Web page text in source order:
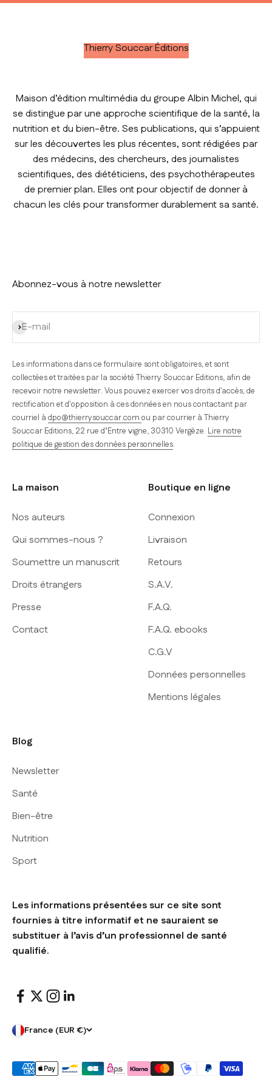
Thierry Souccar Éditions
Maison d’édition multimédia du groupe Albin Michel, qui
se distingue par une approche scientifique de la santé, la
nutrition et du bien-être. Ses publications, qui s’appuient
sur les découvertes les plus récentes, sont rédigées par
des médecins, des chercheurs, des journalistes
scientifiques, des diététiciens, des psychothérapeutes
de premier plan. Elles ont pour objectif de donner à
chacun les clés pour transformer durablement sa santé.
Abonnez-vous à notre newsletter
E-mail
S'inscrire
Les informations dans ce formulaire sont obligatoires, et sont
collectées et traitées par la société Thierry Souccar Editions, afin de
recevoir notre newsletter. Vous pouvez exercer vos droits d'accès, de
rectification et d'opposition à ces données en nous contactant par
courriel à dpo@thierrysouccar.com ou par courrier à Thierry
Souccar Editions, 22 rue d’Entre vigne, 30310 Vergèze. Lire notre
politique de gestion des données personnelles.
La maison
Nos auteurs
Qui sommes-nous ?
Soumettre un manuscrit
Droits étrangers
Presse
Contact
Boutique en ligne
Connexion
Livraison
Retours
S.A.V.
F.A.Q.
F.A.Q. ebooks
C.G.V
Données personnelles
Mentions légales
Blog
Newsletter
Santé
Bien-être
Nutrition
Sport
Les informations présentées sur ce site sont
fournies à titre informatif et ne sauraient se
substituer à l’avis d’un professionnel de santé
qualifié.
France (EUR €)